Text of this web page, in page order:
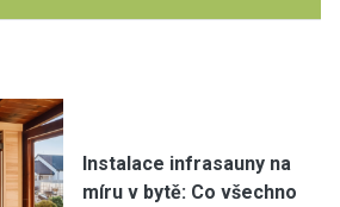
Instalace infrasauny na
míru v bytě: Co všechno